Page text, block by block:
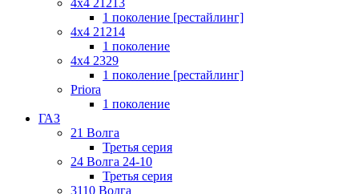
4x4 21213
1 поколение [рестайлинг]
4x4 21214
1 поколение
4x4 2329
1 поколение [рестайлинг]
Priora
1 поколение
ГАЗ
21 Волга
Третья серия
24 Волга 24-10
Третья серия
3110 Волга